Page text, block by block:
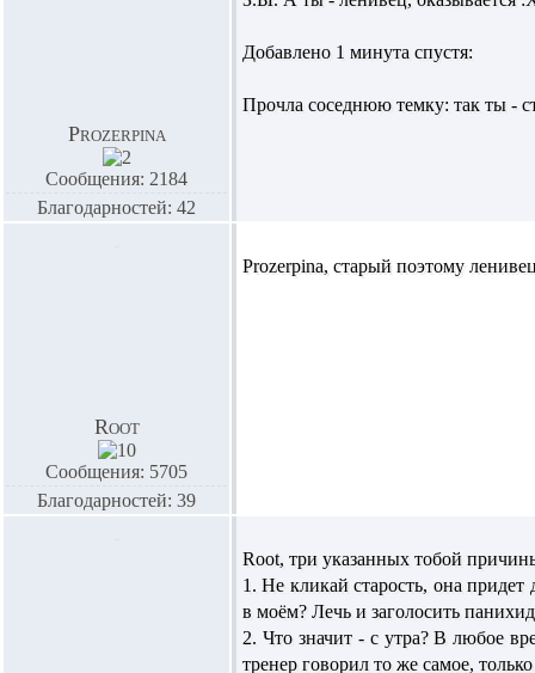
Prozerpina
Сообщения: 2184
Благодарностей: 42
Добавлено 1 минута спустя:
Прочла соседнюю темку: так ты -
Root
Сообщения: 5705
Благодарностей: 39
Prozerpina, старый поэтому
Root, три указанных тобой
1. Не кликай старость, она
в моём? Лечь и заголосить
2. Что значит - с утра? В любое
тренер говорил то же самое,